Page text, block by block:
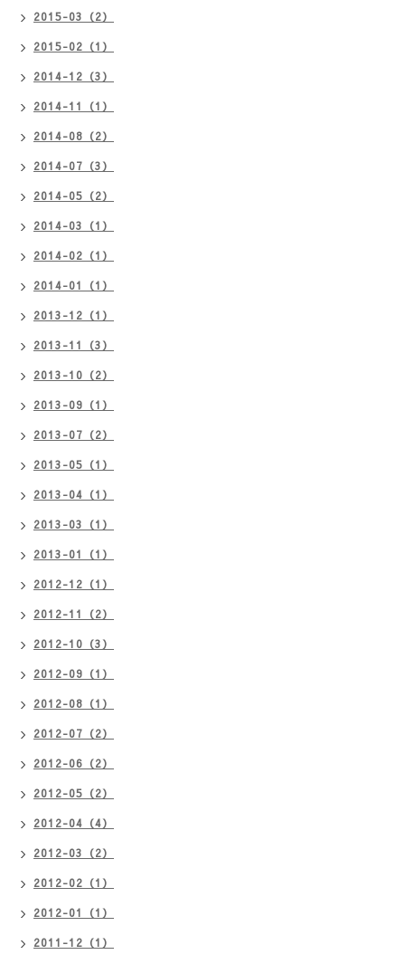
2015-03（2）
2015-02（1）
2014-12（3）
2014-11（1）
2014-08（2）
2014-07（3）
2014-05（2）
2014-03（1）
2014-02（1）
2014-01（1）
2013-12（1）
2013-11（3）
2013-10（2）
2013-09（1）
2013-07（2）
2013-05（1）
2013-04（1）
2013-03（1）
2013-01（1）
2012-12（1）
2012-11（2）
2012-10（3）
2012-09（1）
2012-08（1）
2012-07（2）
2012-06（2）
2012-05（2）
2012-04（4）
2012-03（2）
2012-02（1）
2012-01（1）
2011-12（1）